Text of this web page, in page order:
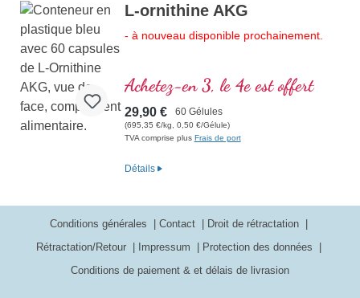
L-ornithine AKG
- à nouveau disponible prochainement.
Achetez-en 3, le 4e est offert
29,90 € 60 Gélules
(695,35 €/kg, 0,50 €/Gélule)
TVA comprise plus Frais de port
Détails
Conditions générales Contact
Droit de rétractation
Rétractation/Retour
Impressum
Protection des données
Conditions de paiement & et délais de livrasion